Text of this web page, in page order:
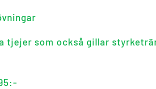
tjejer som också gillar